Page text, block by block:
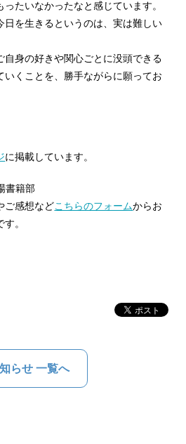
たいなかったなと感じています。
日を生きるというのは、実は難しい
自身の好きや関心ごとに没頭できる
いくことを、勝手ながらに願ってお
に掲載しています。
書籍部
ご感想などこちらのフォームからお
。
らせ 一覧へ